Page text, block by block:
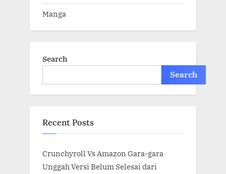
Manga
Search
Search
Recent Posts
Crunchyroll Vs Amazon Gara-gara
Unggah Versi Belum Selesai dari